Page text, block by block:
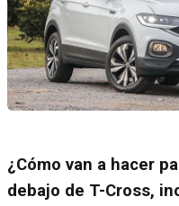
¿Cómo van a hacer
debajo de T-Cross,